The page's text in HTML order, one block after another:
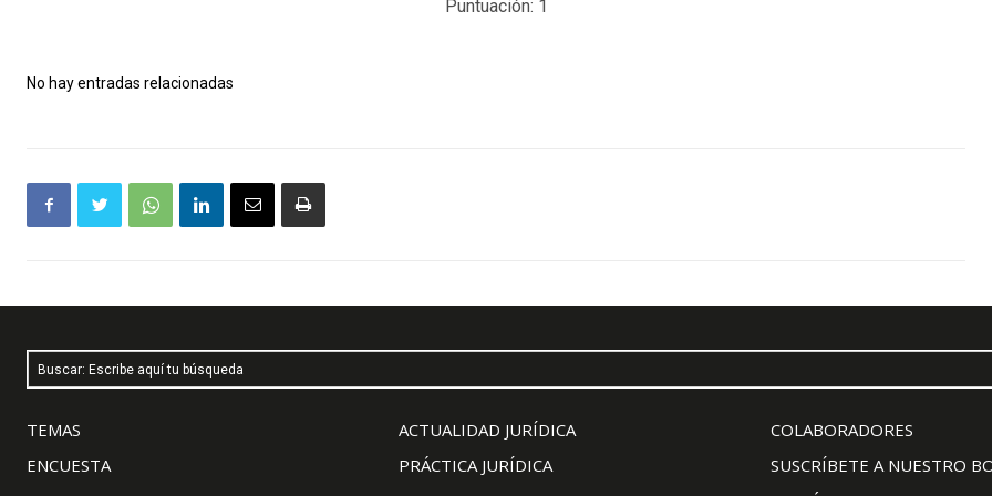
Puntuación: 1
No hay entradas relacionadas
Buscar: Escribe aquí tu búsqueda
TEMAS
ENCUESTA
ACTUALIDAD JURÍDICA
PRÁCTICA JURÍDICA
COLABORADORES
SUSCRÍBETE A NUESTRO